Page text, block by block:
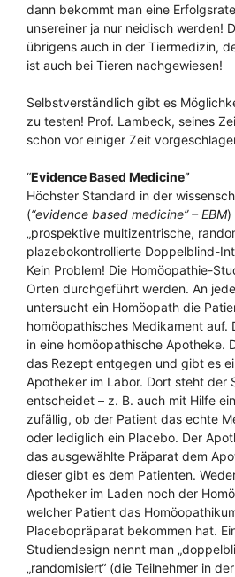
dann bekommt man eine
unsereiner ja nur neidisch werden!
übrigens auch in der Tiermedizin,
ist auch bei Tieren nachgewiesen!
Selbstverständlich gibt es
zu testen! Prof. Lambeck, seines
schon vor einiger Zeit
“Evidence Based Medicine”
Höchster Standard in der
(“evidence based medicine” – EBM)
„prospektive multizentrische,
plazebokontrollierte Doppelblind-
Kein Problem! Die Homöopathie-
Orten durchgeführt werden. An
untersucht ein Homöopath die
homöopathisches Medikament auf.
in eine homöopathische Apotheke.
das Rezept entgegen und gibt es
Apotheker im Labor. Dort steht der
entscheidet – z. B. auch mit Hilfe
zufällig, ob der Patient das echte
oder lediglich ein Placebo. Der
das ausgewählte Präparat dem
dieser gibt es dem Patienten.
Apotheker im Laden noch der
welcher Patient das
Placebopräparat bekommen hat.
Studiendesign nennt man
„randomisiert“ (die Teilnehmer in